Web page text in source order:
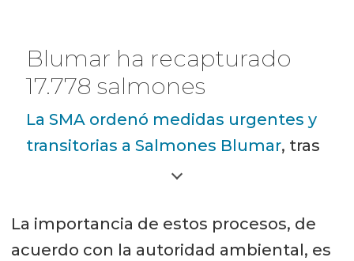
Blumar ha recapturado
17.778 salmones
La SMA ordenó medidas urgentes y
transitorias a Salmones Blumar, tras
el hundimiento de 16 de las 18 jaulas
comuna de Hualaihué. Tras esto,
Greenpeace anunció que se hará
La importancia de estos procesos, de
acuerdo con la autoridad ambiental, es